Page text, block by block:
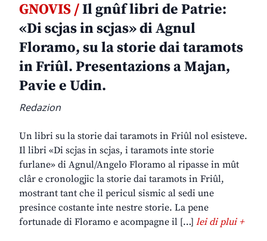
GNOVIS /Il gnûf libri de Patrie:
«Di scjas in scjas» di Agnul
Floramo, su la storie dai taramots
in Friûl. Presentazions a Majan,
Pavie e Udin.
Redazion
Un libri su la storie dai taramots in Friûl nol esisteve.
Il libri «Di scjas in scjas, i taramots inte storie
furlane» di Agnul/Angelo Floramo al ripasse in mût
clâr e cronologjic la storie dai taramots in Friûl,
mostrant tant che il pericul sismic al sedi une
presince costante inte nestre storie. La pene
fortunade di Floramo e acompagne il […] lei di plui +